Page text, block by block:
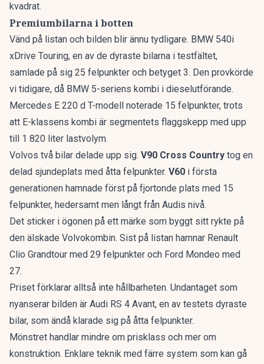
kvadrat.
Premiumbilarna i botten
Vänd på listan och bilden blir ännu tydligare. BMW 540i
xDrive Touring, en av de dyraste bilarna i testfältet,
samlade på sig 25 felpunkter och betyget 3. Den provkörde
vi tidigare, då BMW 5-seriens kombi i dieselutförande.
Mercedes E 220 d T-modell noterade 15 felpunkter, trots
att E-klassens kombi är segmentets flaggskepp med upp
till 1 820 liter lastvolym.
Volvos två bilar delade upp sig. V90 Cross Country tog en
delad sjundeplats med åtta felpunkter. V60 i första
generationen hamnade först på fjortonde plats med 15
felpunkter, hedersamt men långt från Audis nivå.
Det sticker i ögonen på ett märke som byggt sitt rykte på
den älskade Volvokombin. Sist på listan hamnar Renault
Clio Grandtour med 29 felpunkter och Ford Mondeo med
27.
Priset förklarar alltså inte hållbarheten. Undantaget som
nyanserar bilden är Audi RS 4 Avant, en av testets dyraste
bilar, som ändå klarade sig på åtta felpunkter.
Mönstret handlar mindre om prisklass och mer om
konstruktion. Enklare teknik med färre system som kan gå